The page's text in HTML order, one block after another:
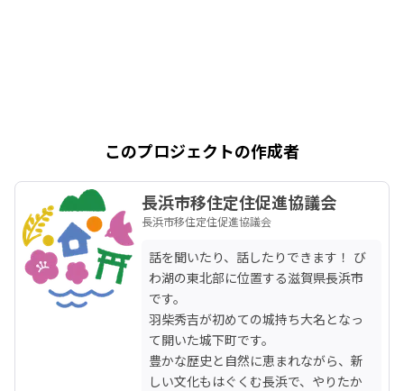
このプロジェクトの作成者
長浜市移住定住促進協議会
長浜市移住定住促進協議会
話を聞いたり、話したりできます！ び
わ湖の東北部に位置する滋賀県長浜市
です。
羽柴秀吉が初めての城持ち大名となっ
て開いた城下町です。
豊かな歴史と自然に恵まれながら、新
しい文化もはぐくむ長浜で、やりたか